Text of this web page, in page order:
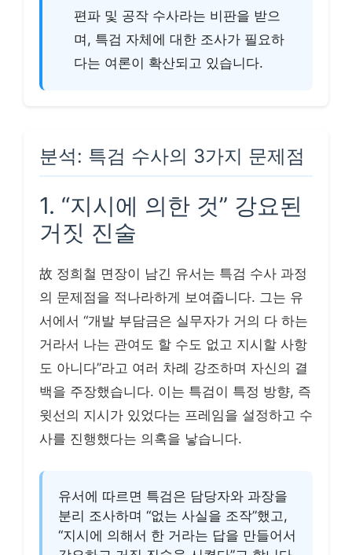
편파 및 공작 수사라는 비판을 받으
며, 특검 자체에 대한 조사가 필요하
다는 여론이 확산되고 있습니다.
분석: 특검 수사의 3가지 문제점
1. “지시에 의한 것” 강요된
거짓 진술
故 정희철 면장이 남긴 유서는 특검 수사 과정
의 문제점을 적나라하게 보여줍니다. 그는 유
서에서 “개발 부담금은 실무자가 거의 다 하는
거라서 나는 관여도 할 수도 없고 지시할 사항
도 아니다”라고 여러 차례 강조하며 자신의 결
백을 주장했습니다. 이는 특검이 특정 방향, 즉
윗선의 지시가 있었다는 프레임을 설정하고 수
사를 진행했다는 의혹을 낳습니다.
유서에 따르면 특검은 담당자와 과장을
분리 조사하며 “없는 사실을 조작”했고,
“지시에 의해서 한 거라는 답을 만들어서